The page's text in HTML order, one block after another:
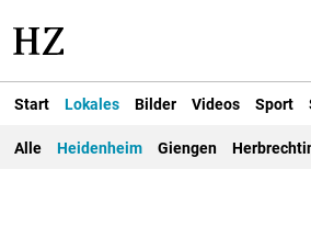
Start Lokales Bilder Videos Sport
Alle Heidenheim Giengen